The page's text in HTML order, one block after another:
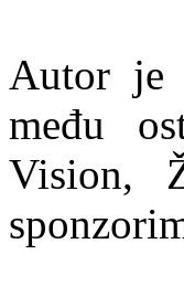
Autor je
među
Vision,